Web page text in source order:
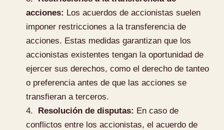
acciones: Los acuerdos de accionistas suelen
imponer restricciones a la transferencia de
acciones. Estas medidas garantizan que los
accionistas existentes tengan la oportunidad de
ejercer sus derechos, como el derecho de tanteo
o preferencia antes de que las acciones se
transfieran a terceros.
Resolución de disputas: En caso de
conflictos entre los accionistas, el acuerdo de